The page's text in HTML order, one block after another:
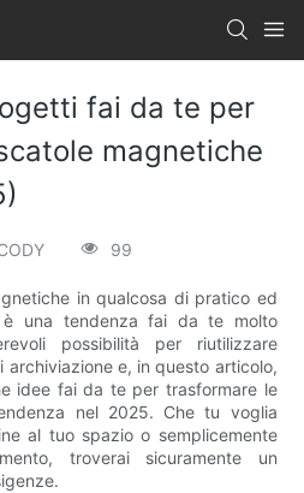
fai da te per
magnetiche
99
in qualcosa di pratico ed
è una tendenza fai da te molto
possibilità per riutilizzare
archiviazione e, in questo articolo,
idee fai da te per trasformare le
nel 2025. Che tu voglia
al tuo spazio o semplicemente
troverai sicuramente un